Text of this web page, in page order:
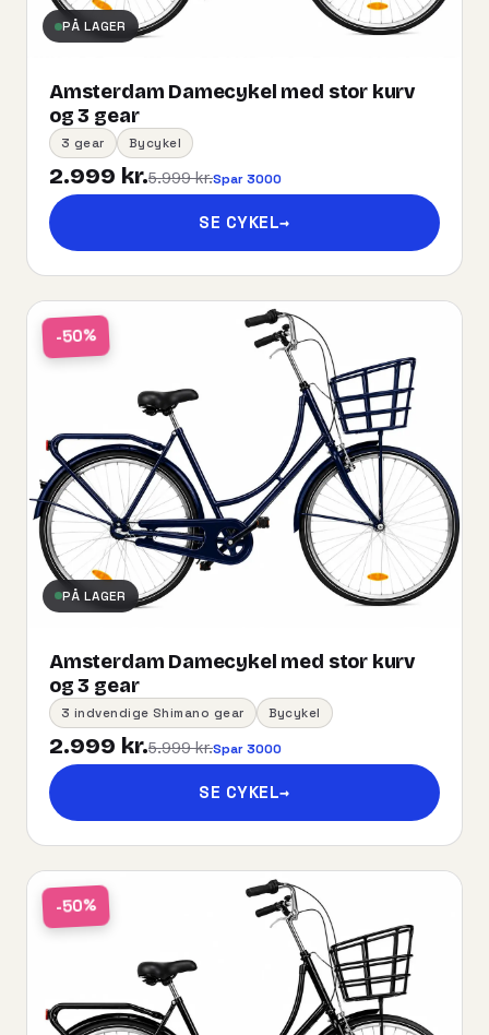
PÅ LAGER
Amsterdam Damecykel med stor kurv
og 3 gear
3 gear Bycykel
2.999 kr.5.999 kr.Spar 3000
SE CYKEL→
-50%
PÅ LAGER
Amsterdam Damecykel med stor kurv
og 3 gear
3 indvendige Shimano gear Bycykel
2.999 kr.5.999 kr.Spar 3000
SE CYKEL→
-50%